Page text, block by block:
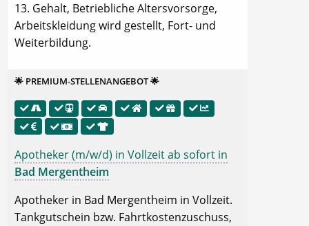
13. Gehalt, Betriebliche Altersvorsorge,
Arbeitskleidung wird gestellt, Fort- und
Weiterbildung.
🌟 PREMIUM-STELLENANGEBOT 🌟
Apotheker (m/w/d) in Vollzeit ab sofort in
Bad Mergentheim
Apotheker in Bad Mergentheim in Vollzeit.
Tankgutschein bzw. Fahrtkostenzuschuss,